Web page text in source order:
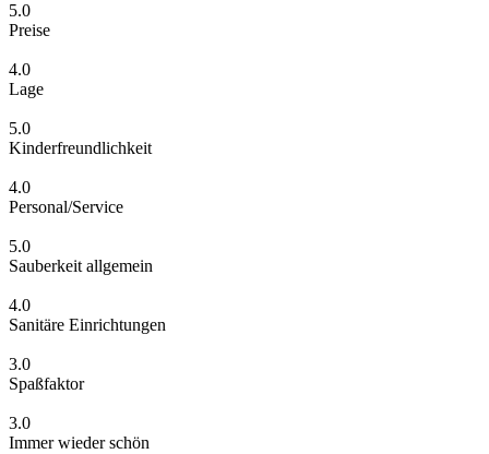
5.0
Preise
4.0
Lage
5.0
Kinderfreundlichkeit
4.0
Personal/Service
5.0
Sauberkeit allgemein
4.0
Sanitäre Einrichtungen
3.0
Spaßfaktor
3.0
Immer wieder schön